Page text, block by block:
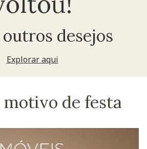
outros desejos
Explorar aqui
motivo de festa